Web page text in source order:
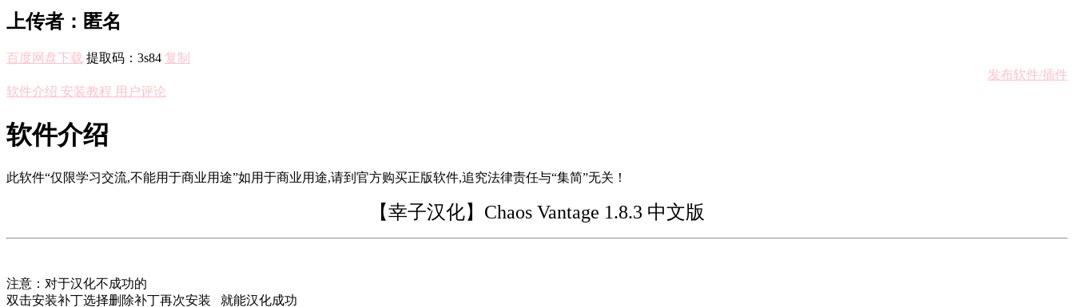
上传者：匿名
百度网盘下载 提取码： 3s84 复制
发布软件/插件
软件介绍 安装教程 用户评论
软件介绍
此软件“仅限学习交流,不能用于商业用途”如用于商业用途,请到官方购买正版软件,追究法律责任与“集简”无关！
【幸子汉化】Chaos Vantage 1.8.3 中文版
注意：对于汉化不成功的
双击安装补丁选择删除补丁再次安装 就能汉化成功